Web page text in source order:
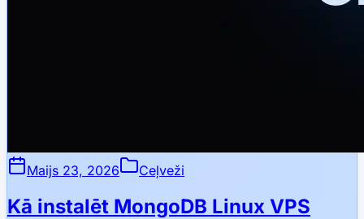
Maijs 23, 2026 Ceļveži
Kā instalēt MongoDB Linux VPS